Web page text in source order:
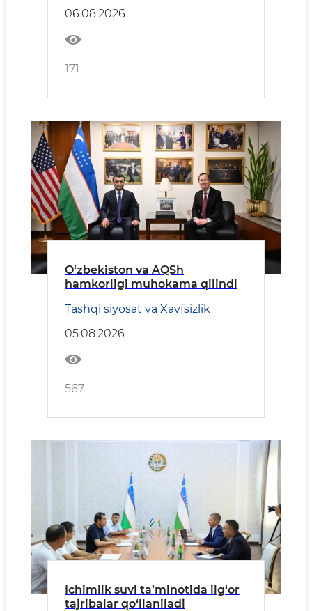
06.08.2026
171
O‘zbekiston va AQSh
hamkorligi muhokama qilindi
Tashqi siyosat va Xavfsizlik
05.08.2026
567
Ichimlik suvi ta’minotida ilg‘or
tajribalar qo‘llaniladi